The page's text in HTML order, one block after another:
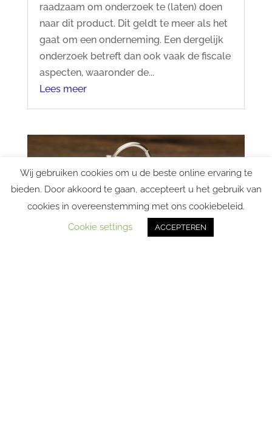
raadzaam om onderzoek te (laten) doen
naar dit product. Dit geldt te meer als het
gaat om een onderneming. Een dergelijk
onderzoek betreft dan ook vaak de fiscale
aspecten, waaronder de...
Lees meer
Wij gebruiken cookies om u de beste online ervaring te
bieden. Door akkoord te gaan, accepteert u het gebruik van
cookies in overeenstemming met ons cookiebeleid.
Cookie settings
ACCEPTEREN